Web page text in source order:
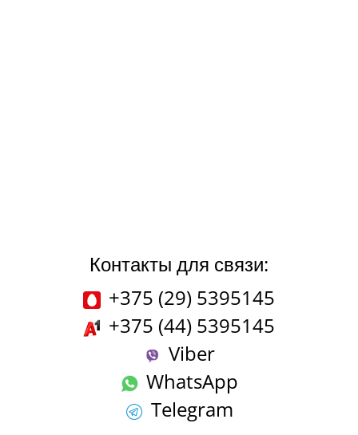
Контакты для связи:
+375 (29) 5395145
+375 (44) 5395145
Viber
WhatsApp
Telegram